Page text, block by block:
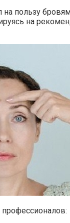
пользу
на